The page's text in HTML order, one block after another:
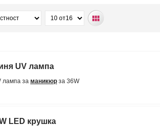
UV лампа
лампа за маникюр за 36W
LED крушка